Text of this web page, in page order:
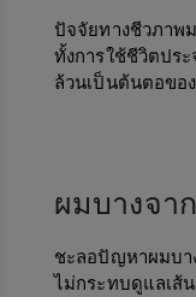
ปัจจัยทางชีวภาพ
ทั้งการใช้ชีวิตปร
ล้วนเป็นต้นตอขอ
ผมบางจา
ชะลอปัญหาผมบา
ไม่กระทบดูแลเส้